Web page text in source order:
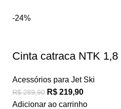
-24%
Cinta catraca NTK 1,8
Acessórios para Jet Ski
R$289,90 R$219,90
Adicionar ao carrinho